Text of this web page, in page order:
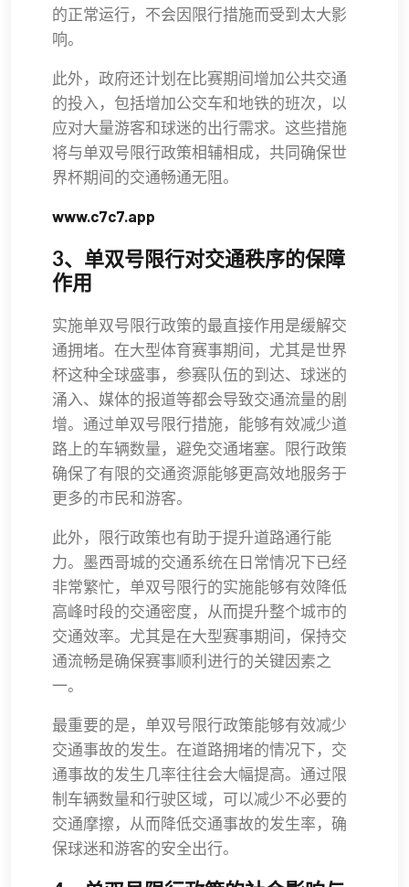
的正常运行，不会因限行措施而受到太大影
响。
此外，政府还计划在比赛期间增加公共交通
的投入，包括增加公交车和地铁的班次，以
应对大量游客和球迷的出行需求。这些措施
将与单双号限行政策相辅相成，共同确保世
界杯期间的交通畅通无阻。
www.c7c7.app
3、单双号限行对交通秩序的保障
作用
实施单双号限行政策的最直接作用是缓解交
通拥堵。在大型体育赛事期间，尤其是世界
杯这种全球盛事，参赛队伍的到达、球迷的
涌入、媒体的报道等都会导致交通流量的剧
增。通过单双号限行措施，能够有效减少道
路上的车辆数量，避免交通堵塞。限行政策
确保了有限的交通资源能够更高效地服务于
更多的市民和游客。
此外，限行政策也有助于提升道路通行能
力。墨西哥城的交通系统在日常情况下已经
非常繁忙，单双号限行的实施能够有效降低
高峰时段的交通密度，从而提升整个城市的
交通效率。尤其是在大型赛事期间，保持交
通流畅是确保赛事顺利进行的关键因素之
一。
最重要的是，单双号限行政策能够有效减少
交通事故的发生。在道路拥堵的情况下，交
通事故的发生几率往往会大幅提高。通过限
制车辆数量和行驶区域，可以减少不必要的
交通摩擦，从而降低交通事故的发生率，确
保球迷和游客的安全出行。